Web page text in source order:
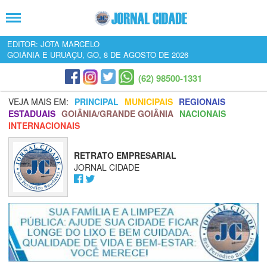
EDITOR: JOTA MARCELO
GOIÂNIA E URUAÇU, GO, 8 DE AGOSTO DE 2026
(62) 98500-1331
VEJA MAIS EM: PRINCIPAL MUNICIPAIS REGIONAIS
ESTADUAIS GOIÂNIA/GRANDE GOIÂNIA NACIONAIS
INTERNACIONAIS
RETRATO EMPRESARIAL
JORNAL CIDADE